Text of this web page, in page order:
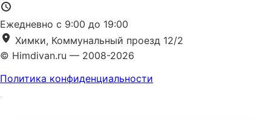
Ежедневно с 9:00 до 19:00
Химки, Коммунальный проезд 12/2
© Himdivan.ru — 2008-2026
Политика конфиденциальности